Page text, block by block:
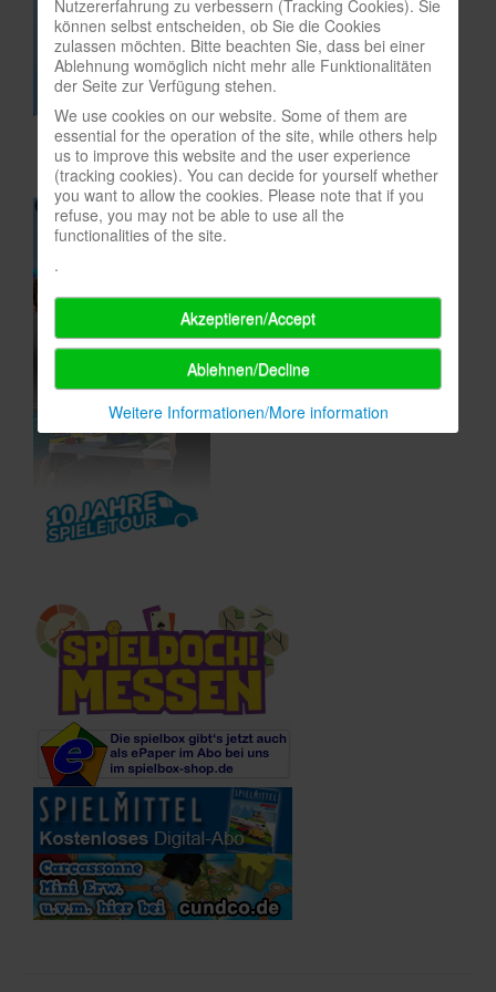
In eigener Sache-On our own behalf
Archivierte Meldungen-News archive
Nutzererfahrung zu verbessern (Tracking Cookies). Sie
können selbst entscheiden, ob Sie die Cookies
zulassen möchten. Bitte beachten Sie, dass bei einer
Ablehnung womöglich nicht mehr alle Funktionalitäten
der Seite zur Verfügung stehen.
We use cookies on our website. Some of them are
essential for the operation of the site, while others help
us to improve this website and the user experience
(tracking cookies). You can decide for yourself whether
you want to allow the cookies. Please note that if you
refuse, you may not be able to use all the
functionalities of the site.
.
Akzeptieren/Accept
Ablehnen/Decline
Weitere Informationen/More information